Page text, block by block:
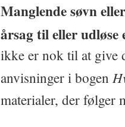
Manglende søvn
årsag til eller udløse
ikke er nok til at give
anvisninger i bogen
materialer, der følger